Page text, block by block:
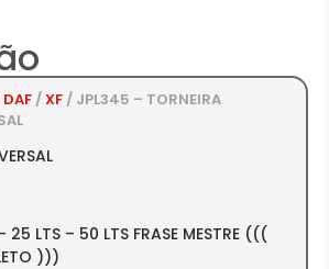
DAF /XF / JPL345 – TORNEIRA
25 LTS – 50 LTS FRASE MESTRE (((
)))